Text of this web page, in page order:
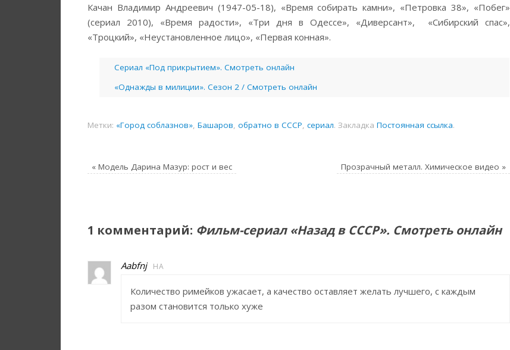
Качан Владимир Андреевич (1947-05-18), «Время собирать камни», «Петровка 38», «Побег»
(сериал 2010), «Время радости», «Три дня в Одессе», «Диверсант», «Сибирский спас»,
«Троцкий», «Неустановленное лицо», «Первая конная».
Сериал «Под прикрытием». Смотреть онлайн
«Однажды в милиции». Сезон 2 / Смотреть онлайн
Метки: «Город соблазнов» Башаров обратно в СССР сериал. Закладка Постоянная ссылка.
« Модель Дарина Мазур: рост и вес Прозрачный металл. Химическое видео »
1 комментарий: Фильм-сериал «Назад в СССР». Смотреть онлайн
Aabfnj НА
Количество римейков ужасает, а качество оставляет желать лучшего, с каждым
разом становится только хуже